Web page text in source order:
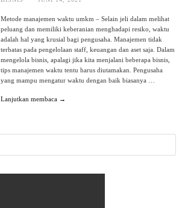
Metode manajemen waktu umkm – Selain jeli dalam melihat
peluang dan memiliki keberanian menghadapi resiko, waktu
adalah hal yang krusial bagi pengusaha. Manajemen tidak
terbatas pada pengelolaan staff, keuangan dan aset saja. Dalam
mengelola bisnis, apalagi jika kita menjalani beberapa bisnis,
tips manajemen waktu tentu harus diutamakan. Pengusaha
yang mampu mengatur waktu dengan baik biasanya …
Lanjutkan membaca →